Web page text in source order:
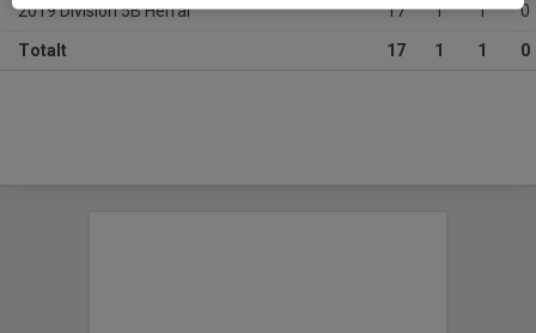
2019 Division 5B Herrar 17 1 1 0
Totalt 17 1 1 0